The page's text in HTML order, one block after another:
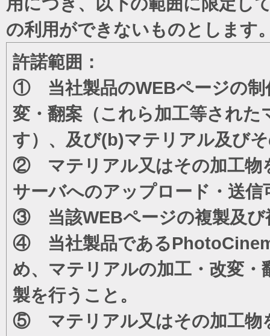
の利用ができないものとします
許諾範囲：
① 当社製品のWEBページの制
変・翻案（これら加工等され
す）、及び(b)マテリアル及び
② マテリアル又はその加工物
サーバへのアップロード・送信
③ 当該WEBページの複製及び
④ 当社製品である
め、マテリアルの加工・改変
製を行うこと。
⑤ マテリアル又はその加工物